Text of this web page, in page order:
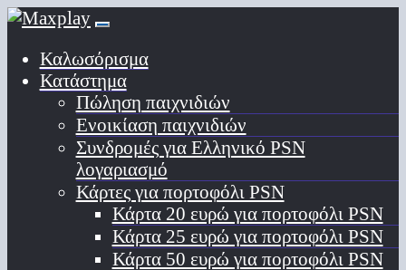
Καλωσόρισμα
Κατάστημα
Πώληση παιχνιδιών
Ενοικίαση παιχνιδιών
Συνδρομές για Ελληνικό PSN
λογαριασμό
Κάρτες για πορτοφόλι PSN
Κάρτα 20 ευρώ για πορτοφόλι PSN
Κάρτα 25 ευρώ για πορτοφόλι PSN
Κάρτα 50 ευρώ για πορτοφόλι PSN